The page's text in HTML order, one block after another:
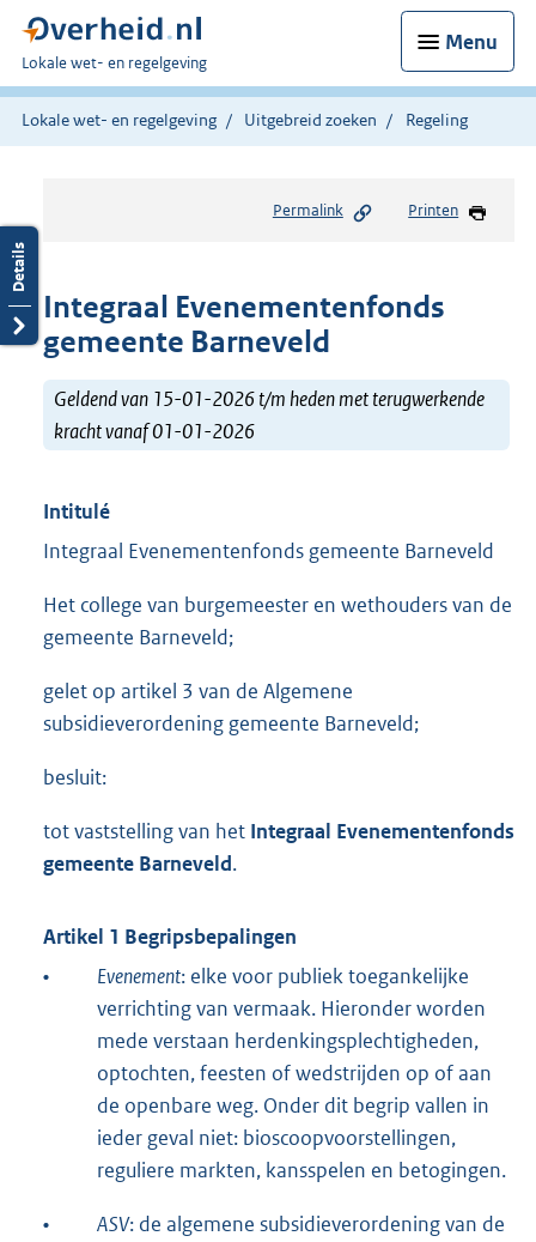
Menu
U
bent
hier:
Lokale wet- en regelgeving
Lokale wet- en regelgeving Uitgebreid zoeken Regeling
Permalink Printen
Integraal Evenementenfonds
gemeente Barneveld
Geldend van 15-01-2026 t/m heden met terugwerkende
kracht vanaf 01-01-2026
Intitulé
Integraal Evenementenfonds gemeente Barneveld
Het college van burgemeester en wethouders van de
gemeente Barneveld;
gelet op artikel 3 van de Algemene
subsidieverordening gemeente Barneveld;
besluit:
tot vaststelling van het Integraal Evenementenfonds
gemeente Barneveld.
Artikel 1 Begripsbepalingen
•
Evenement: elke voor publiek toegankelijke
verrichting van vermaak. Hieronder worden
mede verstaan herdenkingsplechtigheden,
optochten, feesten of wedstrijden op of aan
de openbare weg. Onder dit begrip vallen in
ieder geval niet: bioscoopvoorstellingen,
reguliere markten, kansspelen en betogingen.
• ASV: de algemene subsidieverordening van de